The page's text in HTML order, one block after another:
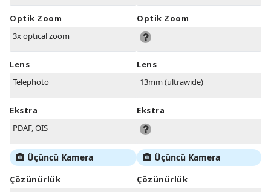
Optik Zoom
3x optical zoom
Lens
Telephoto
Ekstra
PDAF, OIS
Üçüncü Kamera
Çözünürlük
Optik Zoom
Lens
13mm (ultrawide)
Ekstra
Üçüncü Kamera
Çözünürlük